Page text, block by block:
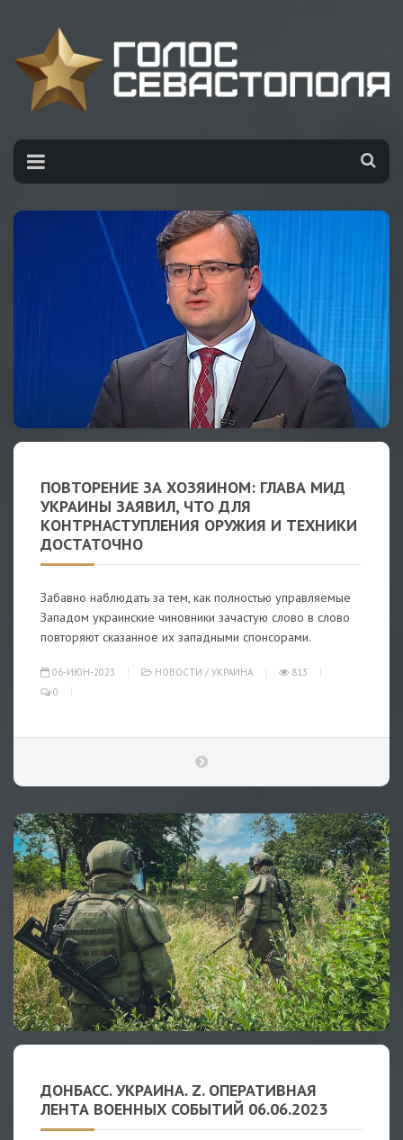
ПОВТОРЕНИЕ ЗА ХОЗЯИНОМ: ГЛАВА МИД
УКРАИНЫ ЗАЯВИЛ, ЧТО ДЛЯ
КОНТРНАСТУПЛЕНИЯ ОРУЖИЯ И ТЕХНИКИ
ДОСТАТОЧНО
Забавно наблюдать за тем, как полностью управляемые
Западом украинские чиновники зачастую слово в слово
повторяют сказанное их западными спонсорами.
06-ИЮН-2023 НОВОСТИ / УКРАИНА
813
0
ДОНБАСС. УКРАИНА. Z. ОПЕРАТИВНАЯ
ЛЕНТА ВОЕННЫХ СОБЫТИЙ 06.06.2023